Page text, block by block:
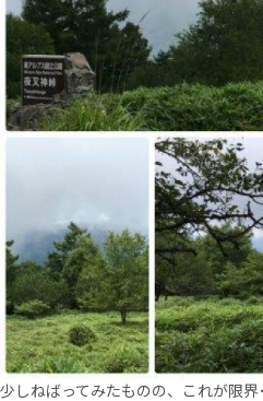
少しねばってみたものの、これが限界